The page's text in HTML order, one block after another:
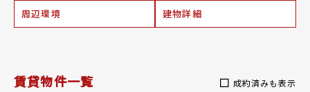
周辺環境 建物詳細
賃貸物件一覧 成約済みも表示